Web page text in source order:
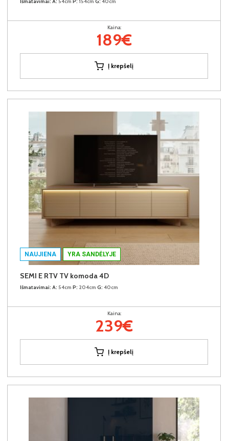
Kaina:
189€
Į krepšelį
NAUJIENA YRA SANDĖLYJE
SEMI E RTV TV komoda 4D
Išmatavimai: A: 54cm P: 204cm G: 40cm
Kaina:
239€
Į krepšelį